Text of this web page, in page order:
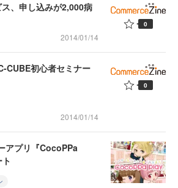
、申し込みが2,000病
2014/01/14
0
CUBE初心者セミナー
2014/01/14
0
アプリ『CocoPPa